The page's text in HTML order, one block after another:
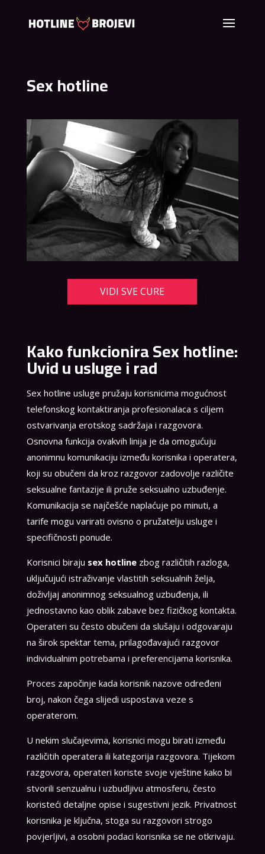
Sex hotline
VIDI SVE CURE
Kako funkcionira Sex hotline:
Uvid u usluge i rad
Sex hotline usluge pružaju korisnicima mogućnost
telefonskog kontaktiranja profesionalaca s ciljem
ostvarivanja erotskog sadržaja i razgovora.
Osnovna funkcija ovakvih linija je da omogućuju
anonimnu komunikaciju između korisnika i operatera,
koji su obučeni da kroz razgovor zadovolje različite
seksualne fantazije ili pruže seksualno uzbuđenje.
Komunikacija se najčešće naplaćuje po minuti, a
tarife mogu varirati ovisno o pružatelju usluge i
specifičnosti ponude.
Korisnici biraju sex hotlinezbog različitih razloga,
uključujući istraživanje vlastitih seksualnih želja,
doživljaj anonimnog seksualnog uzbuđenja, ili
jednostavno kao oblik zabave bez fizičkog kontakta.
Operateri su često obučeni da slušaju i odgovaraju
na širok spektar tema, prilagođavajući razgovor
individualnim potrebama i preferencijama korisnika.
Proces započinje kada korisnik nazove određeni
broj, nakon čega slijedi uspostava veze s
operaterom.
U nekim slučajevima, korisnici mogu birati između
različitih operatera ili kategorija razgovora. Tijekom
razgovora, operateri koriste svoje vještine kako bi
stvorili senzualnu i uzbudljivu atmosferu, često
koristeći detaljne opise i sugestivni jezik. Privatnost
korisnika je ključna, stoga su razgovori strogo
povjerljivi, a osobni podaci korisnika se ne otkrivaju.